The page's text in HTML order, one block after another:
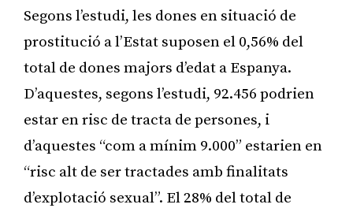
Segons l’estudi, les dones en situació de
prostitució a l’Estat suposen el 0,56% del
total de dones majors d’edat a Espanya.
D’aquestes, segons l’estudi, 92.456 podrien
estar en risc de tracta de persones, i
d’aquestes “com a mínim 9.000” estarien en
“risc alt de ser tractades amb finalitats
d’explotació sexual”. El 28% del total de